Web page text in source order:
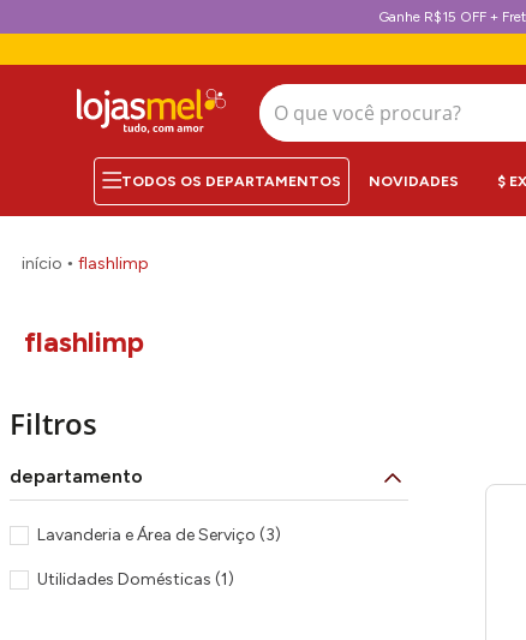
Ganhe R$15 OFF +
O que você procura?
NOVIDADES $
flashlimp
flashlimp
Filtros
departamento
Lavanderia e Área de Serviço (3)
Utilidades Domésticas (1)